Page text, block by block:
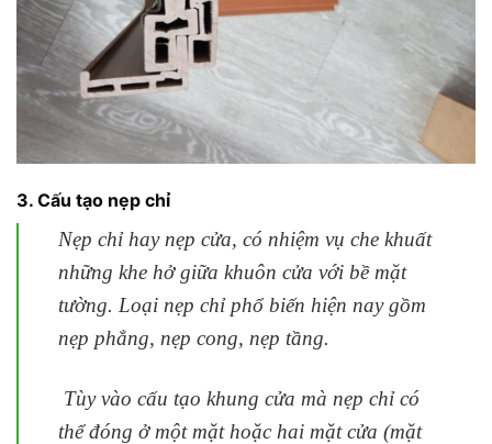
3. Cấu tạo nẹp chỉ
Nẹp chỉ hay nẹp cửa, có nhiệm vụ che khuất
những khe hở giữa khuôn cửa với bề mặt
tường. Loại nẹp chỉ phổ biến hiện nay gồm
nẹp phẳng, nẹp cong, nẹp tầng.
Tùy vào cấu tạo khung cửa mà nẹp chỉ có
thể đóng ở một mặt hoặc hai mặt cửa (mặt